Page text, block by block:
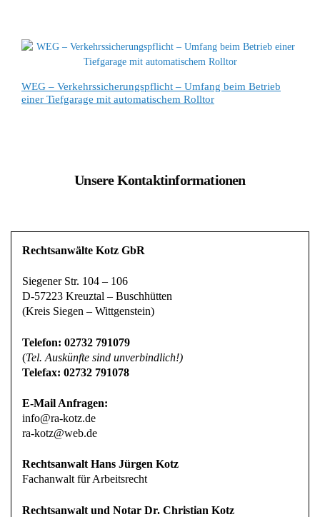
WEG – Verkehrssicherungspflicht – Umfang beim Betrieb
einer Tiefgarage mit automatischem Rolltor
Unsere Kontaktinformationen
Rechtsanwälte Kotz GbR
Siegener Str. 104 – 106
D-57223 Kreuztal – Buschhütten
(Kreis Siegen – Wittgenstein)
Telefon: 02732 791079
(Tel. Auskünfte sind unverbindlich!)
Telefax: 02732 791078
E-Mail Anfragen:
info@ra-kotz.de
ra-kotz@web.de
Rechtsanwalt Hans Jürgen Kotz
Fachanwalt für Arbeitsrecht
Rechtsanwalt und Notar Dr. Christian Kotz